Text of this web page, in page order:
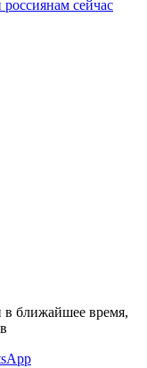
сейчас
в ближайшее время,